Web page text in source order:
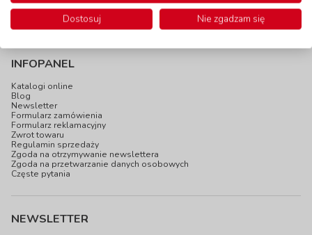
INFOPANEL
Katalogi online
Blog
Newsletter
Formularz zamówienia
Formularz reklamacyjny
Zwrot towaru
Regulamin sprzedaży
Zgoda na otrzymywanie newslettera
Zgoda na przetwarzanie danych osobowych
Częste pytania
NEWSLETTER
Dostosuj
Nie zgadzam się